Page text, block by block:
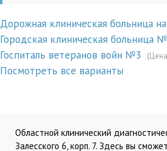
Дорожная клиническая больница
Городская клиническая больница
Госпиталь ветеранов войн №3
Посмотреть все варианты
Областной клинический
Залесского 6, корп. 7. Здесь вы